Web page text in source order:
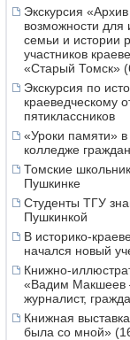
Экскурсия
возможности для
семьи и истории
участников
«Старый Томск»
Экскурсия по
краеведческому
пятиклассников
«Уроки памяти»
колледже
Томские
Пушкинке
Студенты ТГУ
Пушкинкой
В историко-
начался новый
Книжно-
«Вадим Макшеев
журналист,
Книжная
была со мной»